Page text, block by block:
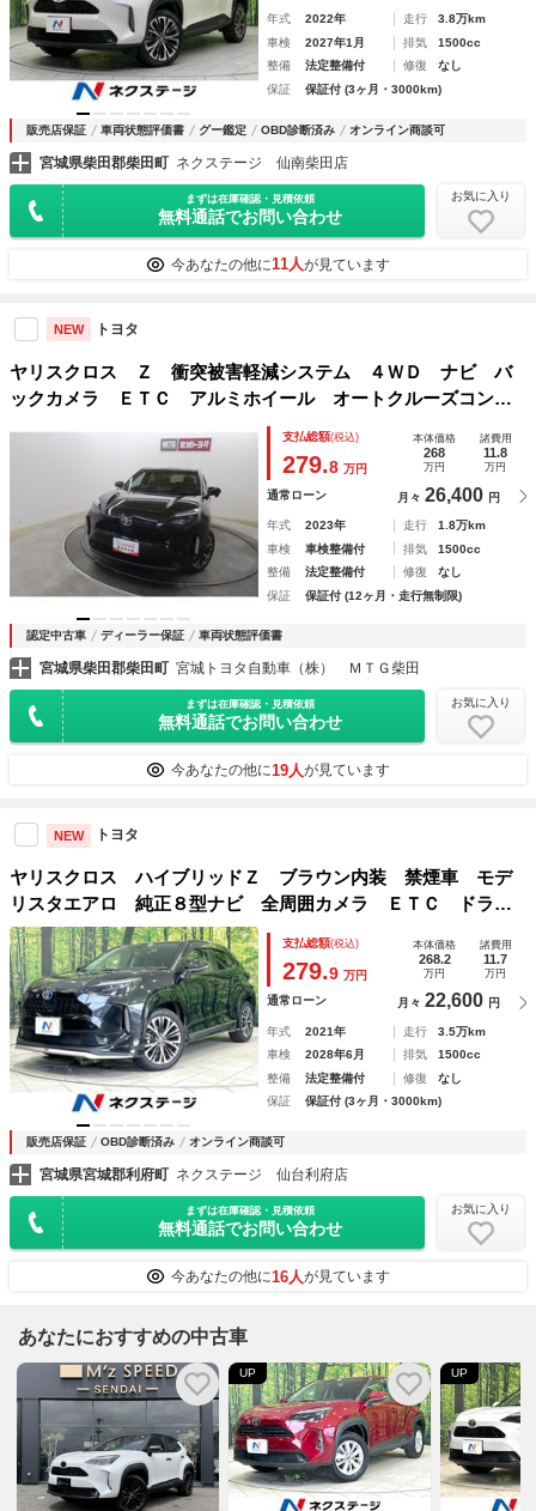
年式 2022年 走行
3.8万km
車検
2027年1月 排気
1500cc
整備
法定整備付 修復
なし
保証
保証付 (3ヶ月・3000km)
販売店保証 車両状態評価書 グー鑑定 OBD診断済み オンライン商談可
宮城県柴田郡柴田町 ネクステージ 仙南柴田店
まずは在庫確認・見積依頼
無料通話でお問い合わせ
お気に入り
今あなたの他に11人が見ています
NEW トヨタ
ヤリスクロス Ｚ 衝突被害軽減システム ４ＷＤ ナビ バ
ックカメラ ＥＴＣ アルミホイール オートクルーズコント
ロール ＬＥＤヘッドランプ ワンオーナー 寒冷地
支払総額(税込)
279.8 万円
本体価格
268
万円
諸費用
11.8
万円
通常ローン 月々 26,400 円
年式 2023年 走行
1.8万km
車検
車検整備付 排気
1500cc
整備
法定整備付 修復
なし
保証
保証付 (12ヶ月・走行無制限)
認定中古車 ディーラー保証 車両状態評価書
宮城県柴田郡柴田町 宮城トヨタ自動車（株） ＭＴＧ柴田
まずは在庫確認・見積依頼
無料通話でお問い合わせ
お気に入り
今あなたの他に19人が見ています
NEW トヨタ
ヤリスクロス ハイブリッドＺ ブラウン内装 禁煙車 モデ
リスタエアロ 純正８型ナビ 全周囲カメラ ＥＴＣ ドラレ
コ 衝突軽減装置 レーダークルーズ 電動リアゲート ハー
フレザーシート パワーシート シートヒーター ＬＥＤヘッ
ド
支払総額(税込)
279.9 万円
本体価格
268.2
万円
諸費用
11.7
万円
通常ローン 月々 22,600 円
年式 2021年 走行
3.5万km
車検
2028年6月 排気
1500cc
整備
法定整備付 修復
なし
保証
保証付 (3ヶ月・3000km)
販売店保証 OBD診断済み オンライン商談可
宮城県宮城郡利府町 ネクステージ 仙台利府店
まずは在庫確認・見積依頼
無料通話でお問い合わせ
お気に入り
今あなたの他に16人が見ています
あなたにおすすめの中古車
UP UP